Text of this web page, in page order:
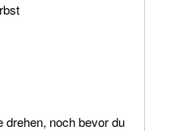
drehen, noch bevor du